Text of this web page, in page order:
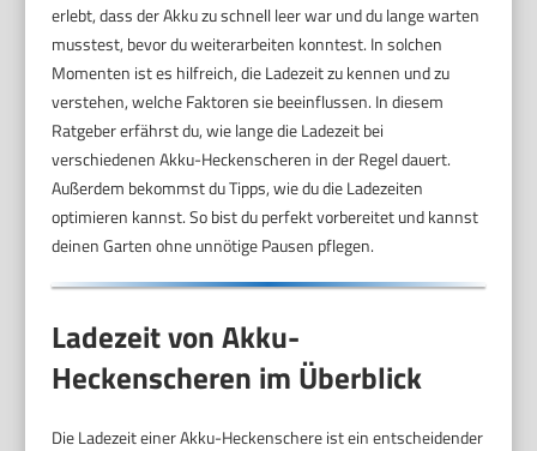
erlebt, dass der Akku zu schnell leer war und du lange warten
musstest, bevor du weiterarbeiten konntest. In solchen
Momenten ist es hilfreich, die Ladezeit zu kennen und zu
verstehen, welche Faktoren sie beeinflussen. In diesem
Ratgeber erfährst du, wie lange die Ladezeit bei
verschiedenen Akku-Heckenscheren in der Regel dauert.
Außerdem bekommst du Tipps, wie du die Ladezeiten
optimieren kannst. So bist du perfekt vorbereitet und kannst
deinen Garten ohne unnötige Pausen pflegen.
Ladezeit von Akku-
Heckenscheren im Überblick
Die Ladezeit einer Akku-Heckenschere ist ein entscheidender